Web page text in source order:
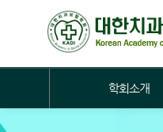
학회소개